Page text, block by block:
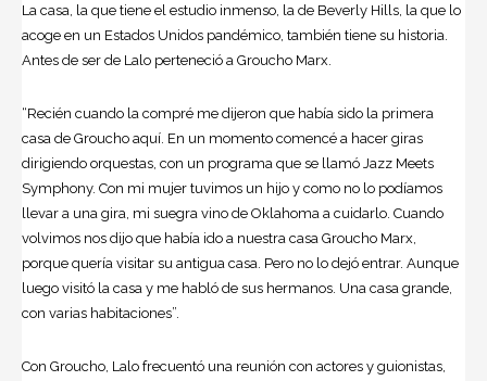
La casa, la que tiene el estudio inmenso, la de Beverly Hills, la que lo
acoge en un Estados Unidos pandémico, también tiene su historia.
Antes de ser de Lalo perteneció a Groucho Marx.
“Recién cuando la compré me dijeron que había sido la primera
casa de Groucho aquí. En un momento comencé a hacer giras
dirigiendo orquestas, con un programa que se llamó Jazz Meets
Symphony. Con mi mujer tuvimos un hijo y como no lo podíamos
llevar a una gira, mi suegra vino de Oklahoma a cuidarlo. Cuando
volvimos nos dijo que había ido a nuestra casa Groucho Marx,
porque quería visitar su antigua casa. Pero no lo dejó entrar. Aunque
luego visitó la casa y me habló de sus hermanos. Una casa grande,
con varias habitaciones”.
Con Groucho, Lalo frecuentó una reunión con actores y guionistas,